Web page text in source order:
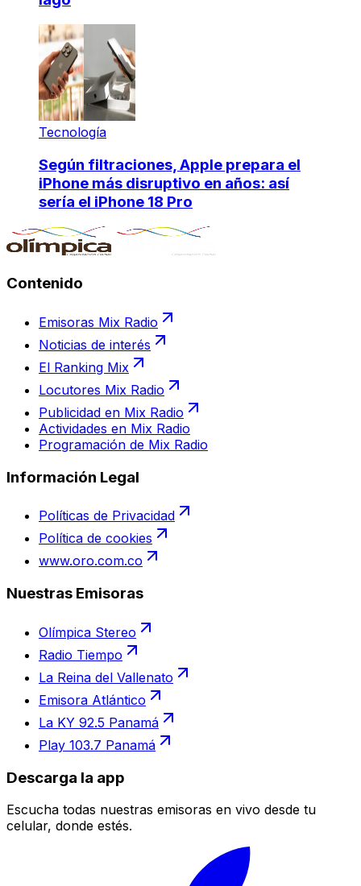
Tecnología
Según filtraciones, Apple prepara el
iPhone más disruptivo en años: así
sería el iPhone 18 Pro
Contenido
Emisoras Mix Radio
Noticias de interés
El Ranking Mix
Locutores Mix Radio
Publicidad en Mix Radio
Actividades en Mix Radio
Programación de Mix Radio
Información Legal
Políticas de Privacidad
Política de cookies
www.oro.com.co
Nuestras Emisoras
Olímpica Stereo
Radio Tiempo
La Reina del Vallenato
Emisora Atlántico
La KY 92.5 Panamá
Play 103.7 Panamá
Descarga la app
Escucha todas nuestras emisoras en vivo desde tu
celular, donde estés.